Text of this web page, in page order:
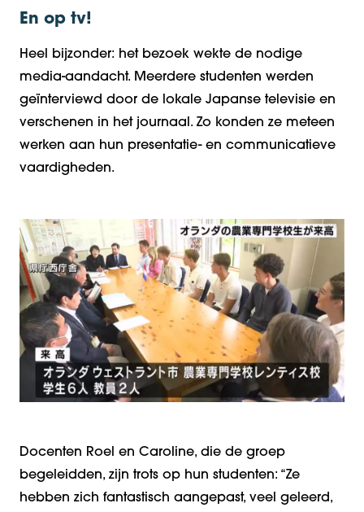
En op tv!
Heel bijzonder: het bezoek wekte de nodige
media-aandacht. Meerdere studenten werden
geïnterviewd door de lokale Japanse televisie en
verschenen in het journaal. Zo konden ze meteen
werken aan hun presentatie- en communicatieve
vaardigheden.
Docenten Roel en Caroline, die de groep
begeleidden, zijn trots op hun studenten: “Ze
hebben zich fantastisch aangepast, veel geleerd,